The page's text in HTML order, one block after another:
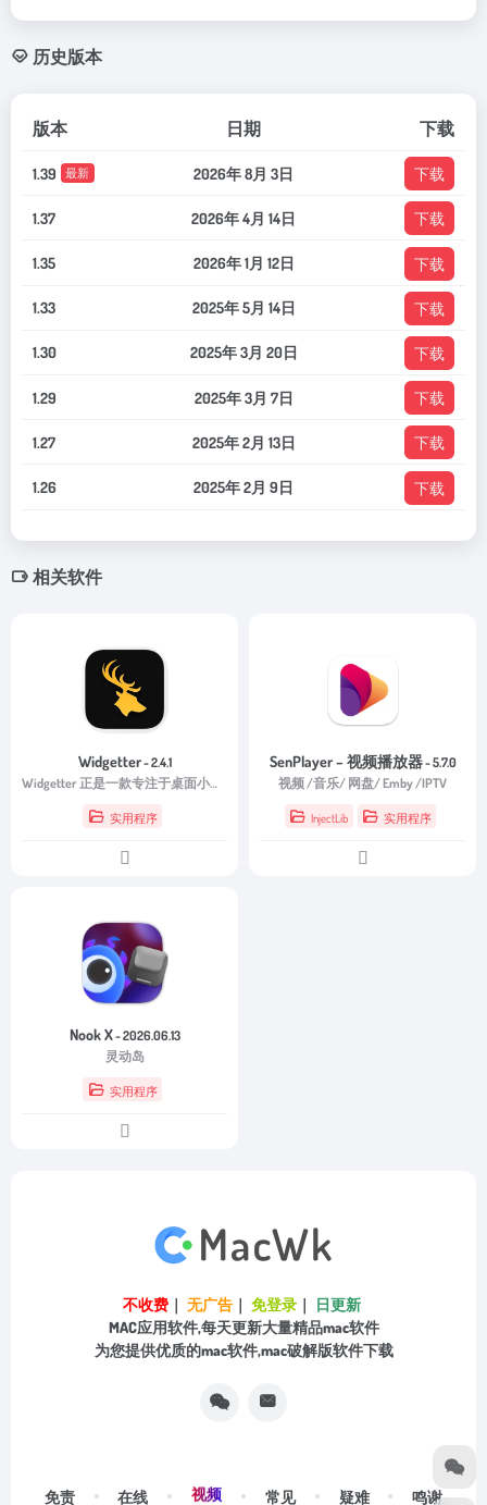
历史版本
版本 日期 下载
1.39 最新 2026年 8月 3日 下载
1.37 2026年 4月 14日 下载
1.35 2026年 1月 12日 下载
1.33 2025年 5月 14日 下载
1.30 2025年 3月 20日 下载
1.29 2025年 3月 7日 下载
1.27 2025年 2月 13日 下载
1.26 2025年 2月 9日 下载
相关软件
Widgetter- 2.4.1
Widgetter 正是一款专注于桌面小组件管理的软件，它通过丰富的小组件和灵活的布局方式，帮助用户打造更加整洁、高效且富有个性的桌面环境。
实用程序
SenPlayer – 视频播放器- 5.7.0
视频 /音乐/ 网盘/ Emby /IPTV
InjectLib 实用程序
Nook X- 2026.06.13
灵动岛
实用程序
不收费 ｜ 无广告 ｜ 免登录 ｜
日更新
MAC应用软件,每天更新大量精品mac软件
为您提供优质的mac软件,mac破解版软件下载
免责 在线 视频 常见 疑难 鸣谢